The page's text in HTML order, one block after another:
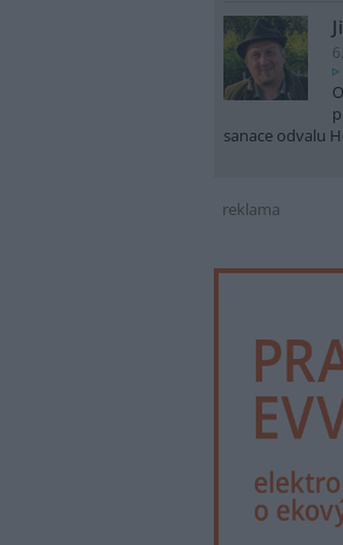
sanace odvalu
reklama